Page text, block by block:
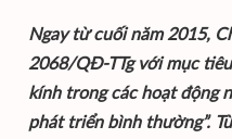
Ngay từ cuối năm 2015,
2068/QĐ-TTg với mục
kính trong các hoạt động
phát triển bình thường”.